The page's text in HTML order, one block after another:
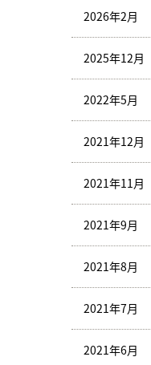
2026年2月
2025年12月
2022年5月
2021年12月
2021年11月
2021年9月
2021年8月
2021年7月
2021年6月